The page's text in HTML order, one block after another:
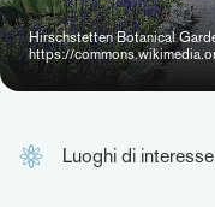
Luoghi di
Hirschstetten Botanical
https://